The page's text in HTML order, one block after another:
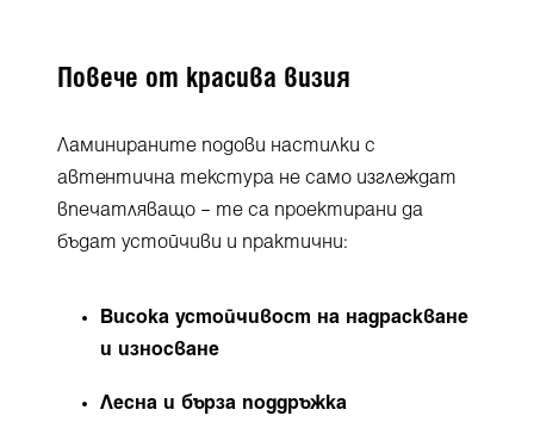
Повече от красива визия
Ламинираните подови настилки с
автентична текстура не само изглеждат
впечатляващо – те са проектирани да
бъдат устойчиви и практични:
Висока устойчивост на надраскване
и износване
Лесна и бърза поддръжка